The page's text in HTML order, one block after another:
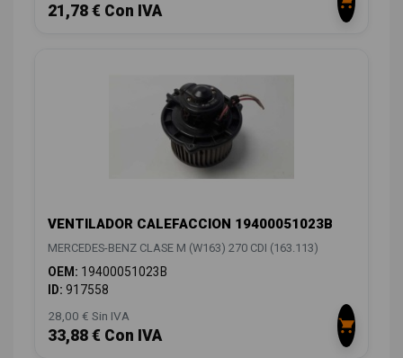
21,78 € Con IVA
VENTILADOR CALEFACCION 19400051023B
MERCEDES-BENZ CLASE M (W163) 270 CDI (163.113)
OEM: 19400051023B
ID: 917558
28,00 € Sin IVA
33,88 € Con IVA